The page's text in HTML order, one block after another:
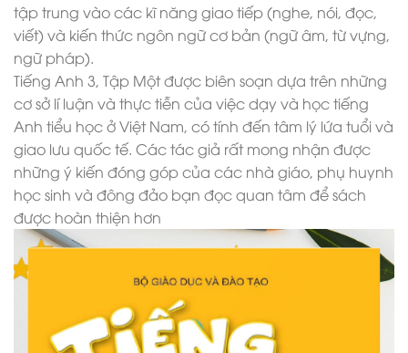
tập trung vào các kĩ năng giao tiếp (nghe, nói, đọc,
viết) và kiến thức ngôn ngữ cơ bản (ngữ âm, từ vựng,
ngữ pháp).
Tiếng Anh 3, Tập Một được biên soạn dựa trên những
cơ sở lí luận và thực tiễn của việc dạy và học tiếng
Anh tiểu học ở Việt Nam, có tính đến tâm lý lứa tuổi và
giao lưu quốc tế. Các tác giả rất mong nhận được
những ý kiến đóng góp của các nhà giáo, phụ huynh
học sinh và đông đảo bạn đọc quan tâm để sách
được hoàn thiện hơn